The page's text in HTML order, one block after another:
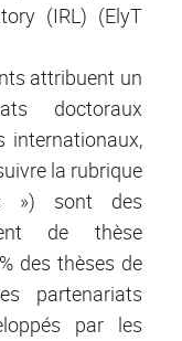
(IRL) (ElyT
attribuent un
doctoraux
internationaux,
la rubrique
») sont des
de thèse
des thèses de
partenariats
par les